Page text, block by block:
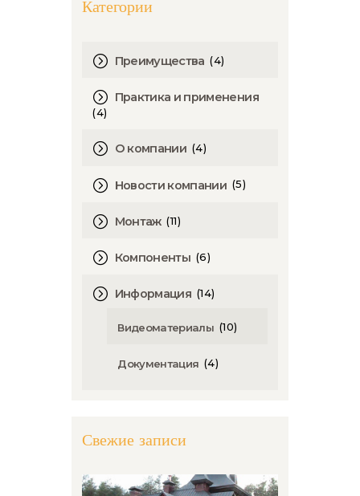
Категории
Преимущества (4)
Практика и применения
(4)
О компании (4)
Новости компании (5)
Монтаж (11)
Компоненты (6)
Информация (14)
Видеоматериалы (10)
Документация (4)
Свежие записи